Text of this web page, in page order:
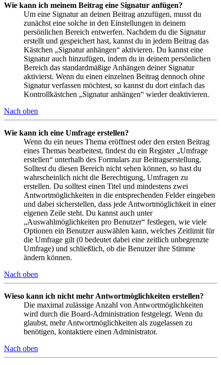
Wie kann ich meinem Beitrag eine Signatur anfügen?
Um eine Signatur an deinen Beitrag anzufügen, musst du
zunächst eine solche in den Einstellungen in deinem
persönlichen Bereich entwerfen. Nachdem du die Signatur
erstellt und gespeichert hast, kannst du in jedem Beitrag das
Kästchen „Signatur anhängen“ aktivieren. Du kannst eine
Signatur auch hinzufügen, indem du in deinem persönlichen
Bereich das standardmäßige Anhängen deiner Signatur
aktivierst. Wenn du einen einzelnen Beitrag dennoch ohne
Signatur verfassen möchtest, so kannst du dort einfach das
Kontrollkästchen „Signatur anhängen“ wieder deaktivieren.
Nach oben
Wie kann ich eine Umfrage erstellen?
Wenn du ein neues Thema eröffnest oder den ersten Beitrag
eines Themas bearbeitest, findest du ein Register „Umfrage
erstellen“ unterhalb des Formulars zur Beitragserstellung.
Solltest du diesen Bereich nicht sehen können, so hast du
wahrscheinlich nicht die Berechtigung, Umfragen zu
erstellen. Du solltest einen Titel und mindestens zwei
Antwortmöglichkeiten in die entsprechenden Felder eingeben
und dabei sicherstellen, dass jede Antwortmöglichkeit in einer
eigenen Zeile steht. Du kannst auch unter
„Auswahlmöglichkeiten pro Benutzer“ festlegen, wie viele
Optionen ein Benutzer auswählen kann, welches Zeitlimit für
die Umfrage gilt (0 bedeutet dabei eine zeitlich unbegrenzte
Umfrage) und schließlich, ob die Benutzer ihre Stimme
ändern können.
Nach oben
Wieso kann ich nicht mehr Antwortmöglichkeiten erstellen?
Die maximal zulässige Anzahl von Antwortmöglichkeiten
wird durch die Board-Administration festgelegt. Wenn du
glaubst, mehr Antwortmöglichkeiten als zugelassen zu
benötigen, kontaktiere einen Administrator.
Nach oben